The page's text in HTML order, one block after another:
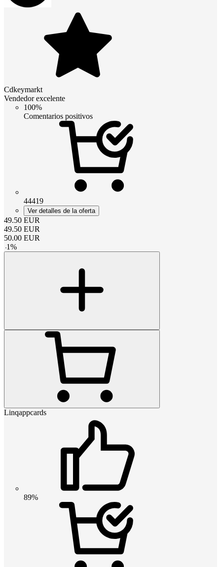
Cdkeymarkt
Vendedor excelente
100%
Comentarios positivos
44419
Ver detalles de la oferta
49.50 EUR
49.50 EUR
50.00 EUR
-1%
Linqappcards
89%